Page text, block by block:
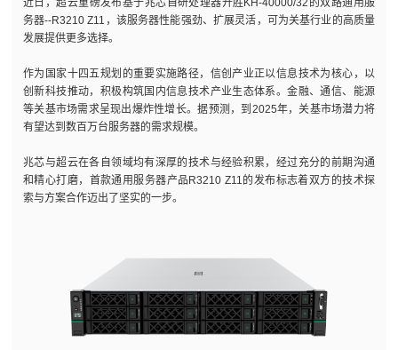
务器--R3210 Z11，该服务器性能强劲、扩展灵活，可为关基行业的高质量
发展提供更多选择。
作为国家十四五规划的重要实施路径，信创产业正以信息技术为核心，以
创新科技推动，积极构筑国内信息技术产业生态体系。金融、通信、能源
等关基市场需求呈现出爆炸性增长。据预测，到2025年，关基市场潜力将
有望达到数百万台服务器的需求规模。
兆芯与超云在各自领域均有深厚的技术与经验积累，经过充分的前期沟通
和精心打磨，首款通用服务器产品R3210 Z11的发布标志着双方的技术探
索与方案合作迈出了坚实的一步。